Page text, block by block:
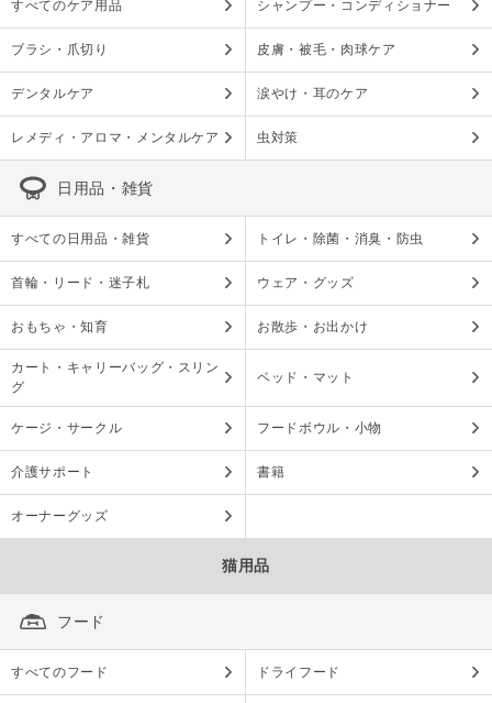
すべてのケア用品 シャンプー・コンディショナー
ブラシ・爪切り 皮膚・被毛・肉球ケア
デンタルケア 涙やけ・耳のケア
レメディ・アロマ・メンタルケア 虫対策
日用品・雑貨
すべての日用品・雑貨 トイレ・除菌・消臭・防虫
首輪・リード・迷子札 ウェア・グッズ
おもちゃ・知育 お散歩・お出かけ
カート・キャリーバッグ・スリン
グ
ベッド・マット
ケージ・サークル フードボウル・小物
介護サポート 書籍
オーナーグッズ
猫用品
フード
すべてのフード ドライフード